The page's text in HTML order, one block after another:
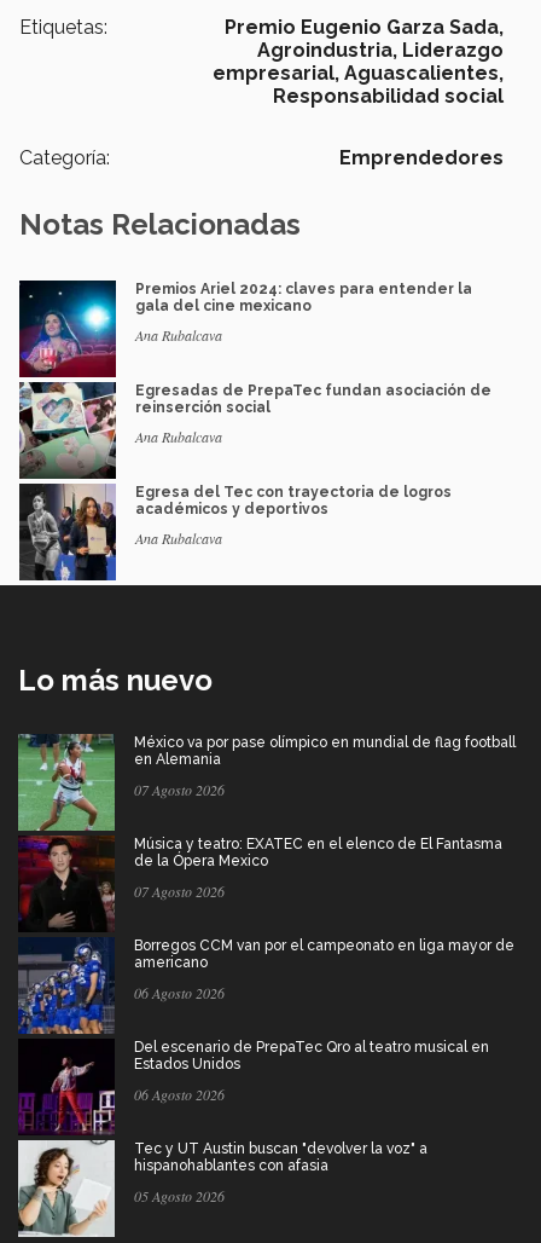
Etiquetas:
Premio Eugenio Garza Sada,
Agroindustria, Liderazgo
empresarial, Aguascalientes,
Responsabilidad social
Categoría: Emprendedores
Notas Relacionadas
Premios Ariel 2024: claves para entender la
gala del cine mexicano
Ana Rubalcava
Egresadas de PrepaTec fundan asociación de
reinserción social
Ana Rubalcava
Egresa del Tec con trayectoria de logros
académicos y deportivos
Ana Rubalcava
Lo más nuevo
México va por pase olímpico en mundial de flag football
en Alemania
07 Agosto 2026
Música y teatro: EXATEC en el elenco de El Fantasma
de la Ópera Mexico
07 Agosto 2026
Borregos CCM van por el campeonato en liga mayor de
americano
06 Agosto 2026
Del escenario de PrepaTec Qro al teatro musical en
Estados Unidos
06 Agosto 2026
Tec y UT Austin buscan "devolver la voz" a
hispanohablantes con afasia
05 Agosto 2026